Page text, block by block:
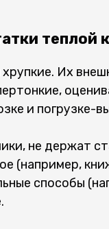
теплой
Их
и погрузке-
не держат
(например,
способы